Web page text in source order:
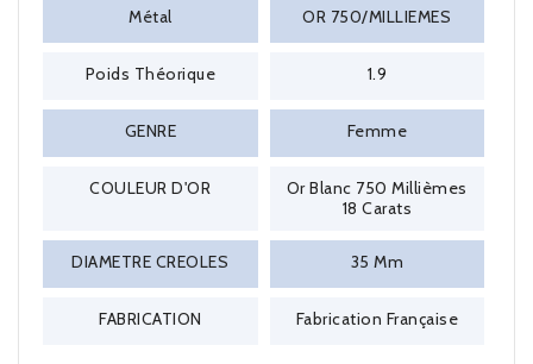
Métal
OR 750/MILLIEMES
Poids Théorique 1.9
GENRE Femme
COULEUR D'OR
Or Blanc 750 Millièmes
18 Carats
DIAMETRE CREOLES 35 Mm
FABRICATION Fabrication Française